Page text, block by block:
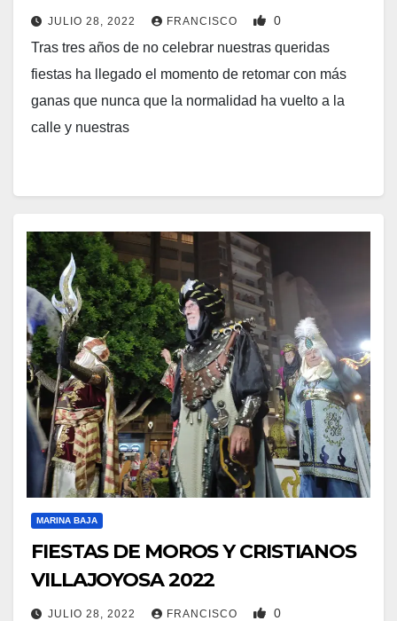
JULIO 28, 2022 FRANCISCO 0
Tras tres años de no celebrar nuestras queridas
fiestas ha llegado el momento de retomar con más
ganas que nunca que la normalidad ha vuelto a la
calle y nuestras
MARINA BAJA
FIESTAS DE MOROS Y CRISTIANOS
VILLAJOYOSA 2022
JULIO 28, 2022 FRANCISCO 0